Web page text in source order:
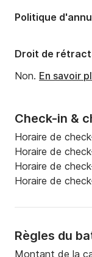
Tirant d'eau:
Puissance
Check-in &
Horaire de
Horaire de
Horaire de
Horaire de
Règles du
Montant de la
Politique
Droit de
Non. En savoir